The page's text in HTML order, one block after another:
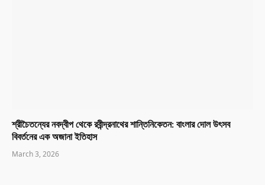
শ্রীচৈতন্যের নবদ্বীপ থেকে রবীন্দ্রনাথের শান্তিনিকেতন: বাংলার দোল উৎসব
বিবর্তনের এক অজানা ইতিহাস
March 3, 2026